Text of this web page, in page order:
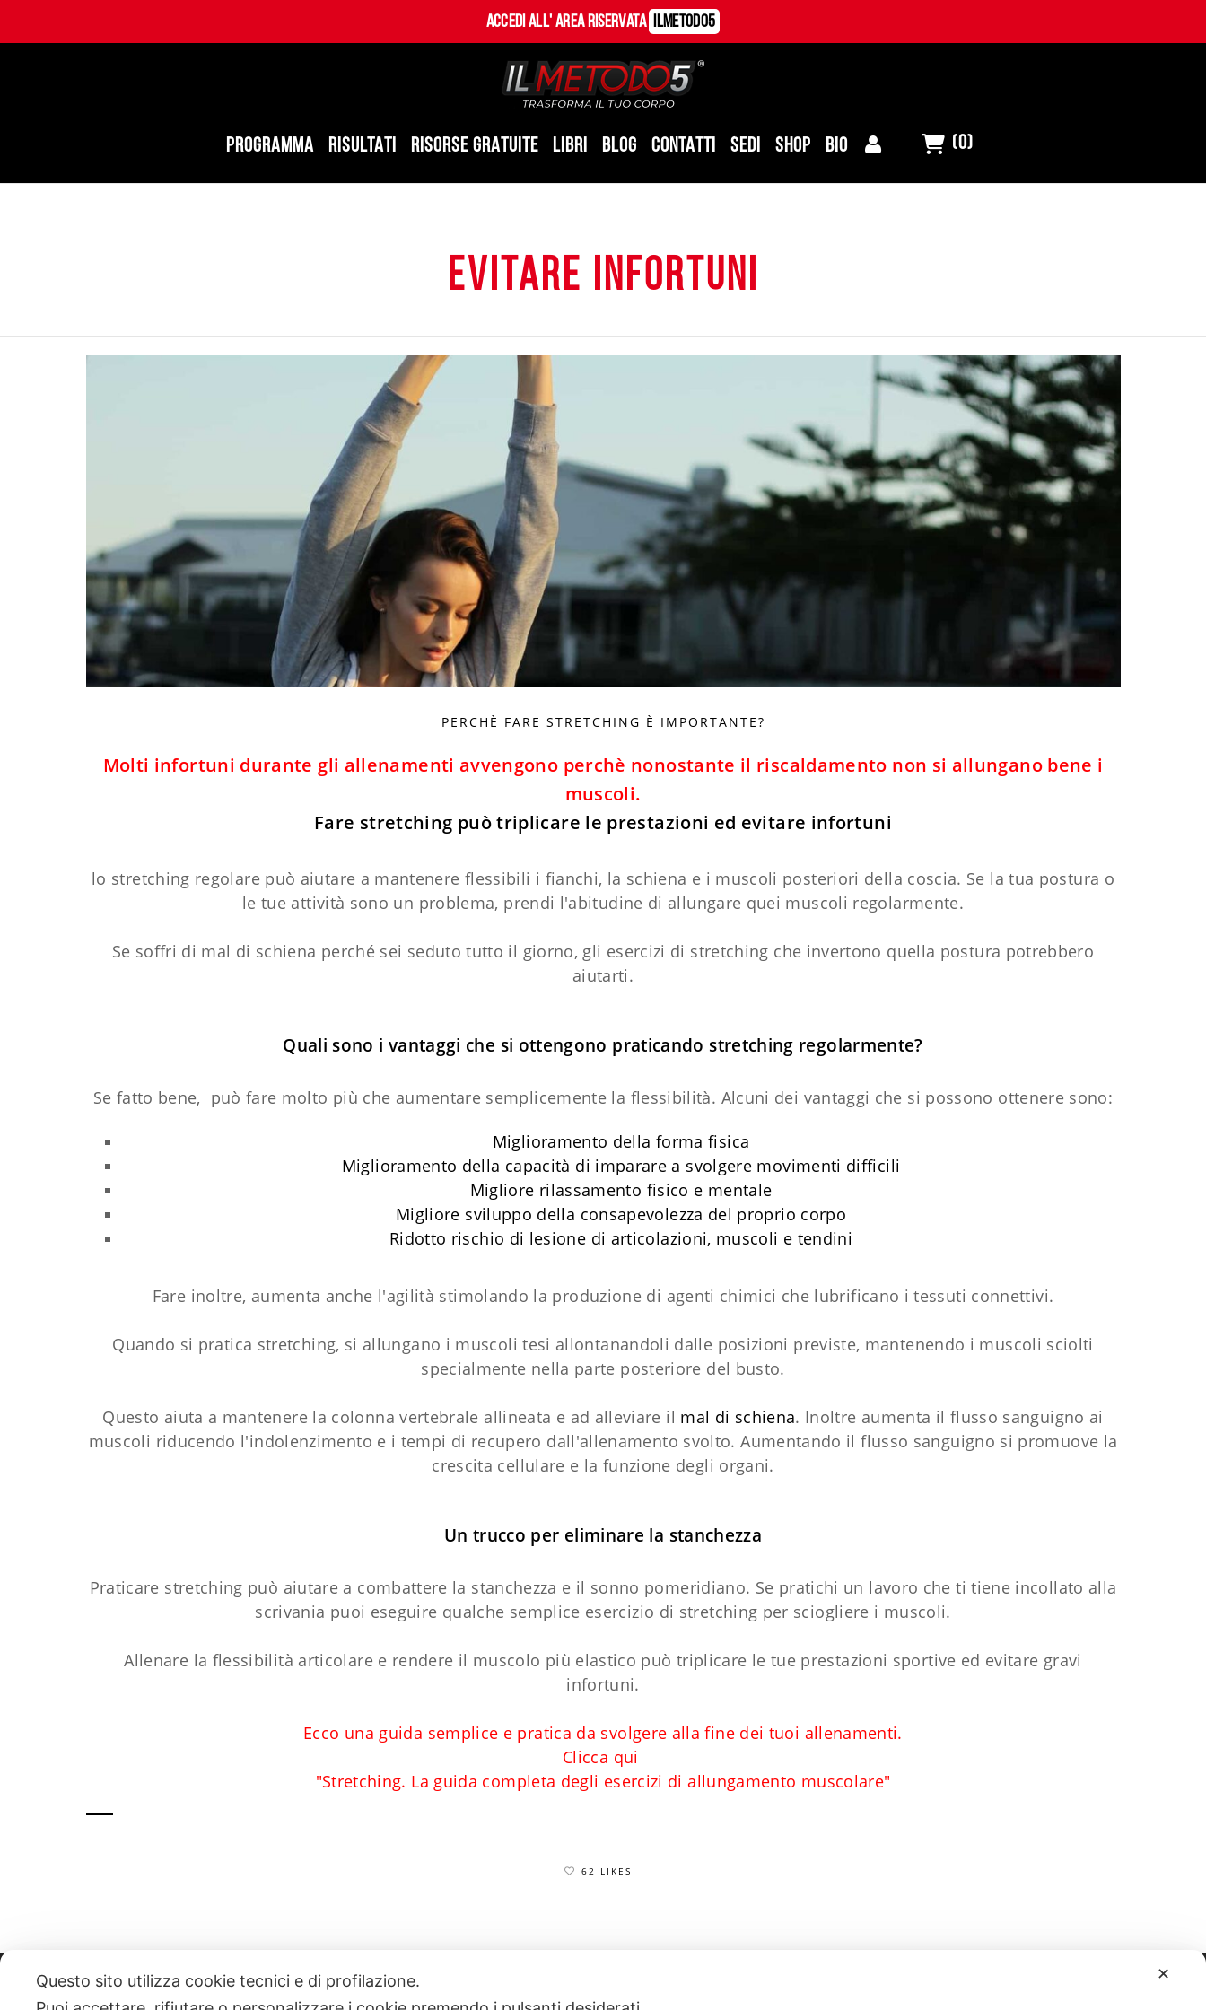
Accedi all' Area Riservata ILMetodo5
PROGRAMMA RISULTATI RISORSE GRATUITE LIBRI BLOG CONTATTI SEDI SHOP BIO (0)
evitare infortuni
PERCHÈ FARE STRETCHING È IMPORTANTE?
Molti infortuni durante gli allenamenti avvengono perchè nonostante il riscaldamento non si allungano bene i
muscoli.
Fare stretching può triplicare le prestazioni ed evitare infortuni
lo stretching regolare può aiutare a mantenere flessibili i fianchi, la schiena e i muscoli posteriori della coscia. Se la tua postura o
le tue attività sono un problema, prendi l'abitudine di allungare quei muscoli regolarmente.
Se soffri di mal di schiena perché sei seduto tutto il giorno, gli esercizi di stretching che invertono quella postura potrebbero
aiutarti.
Quali sono i vantaggi che si ottengono praticando stretching regolarmente?
Se fatto bene, può fare molto più che aumentare semplicemente la flessibilità. Alcuni dei vantaggi che si possono ottenere sono:
Miglioramento della forma fisica
Miglioramento della capacità di imparare a svolgere movimenti difficili
Migliore rilassamento fisico e mentale
Migliore sviluppo della consapevolezza del proprio corpo
Ridotto rischio di lesione di articolazioni, muscoli e tendini
Fare inoltre, aumenta anche l'agilità stimolando la produzione di agenti chimici che lubrificano i tessuti connettivi.
Quando si pratica stretching, si allungano i muscoli tesi allontanandoli dalle posizioni previste, mantenendo i muscoli sciolti
specialmente nella parte posteriore del busto.
Questo aiuta a mantenere la colonna vertebrale allineata e ad alleviare il mal di schiena. Inoltre aumenta il flusso sanguigno ai
muscoli riducendo l'indolenzimento e i tempi di recupero dall'allenamento svolto. Aumentando il flusso sanguigno si promuove la
crescita cellulare e la funzione degli organi.
Un trucco per eliminare la stanchezza
Praticare stretching può aiutare a combattere la stanchezza e il sonno pomeridiano. Se pratichi un lavoro che ti tiene incollato alla
scrivania puoi eseguire qualche semplice esercizio di stretching per sciogliere i muscoli.
Allenare la flessibilità articolare e rendere il muscolo più elastico può triplicare le tue prestazioni sportive ed evitare gravi
infortuni.
Ecco una guida semplice e pratica da svolgere alla fine dei tuoi allenamenti.
Clicca qui
"Stretching. La guida completa degli esercizi di allungamento muscolare"
62 LIKES
✕
Questo sito utilizza cookie tecnici e di profilazione.